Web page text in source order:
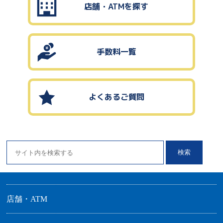
店舗・ATMを探す
手数料一覧
よくあるご質問
検索
店舗・ATM